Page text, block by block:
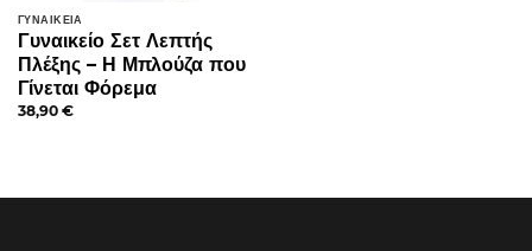
ΓΥΝΑΙΚΕΊΑ
Γυναικείο Σετ Λεπτής
Πλέξης – Η Μπλούζα που
Γίνεται Φόρεμα
38,90 €